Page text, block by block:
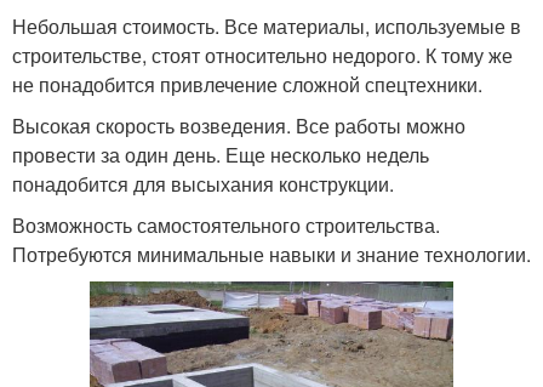
Небольшая стоимость. Все материалы, используемые в
строительстве, стоят относительно недорого. К тому же
не понадобится привлечение сложной спецтехники.
Высокая скорость возведения. Все работы можно
провести за один день. Еще несколько недель
понадобится для высыхания конструкции.
Возможность самостоятельного строительства.
Потребуются минимальные навыки и знание технологии.